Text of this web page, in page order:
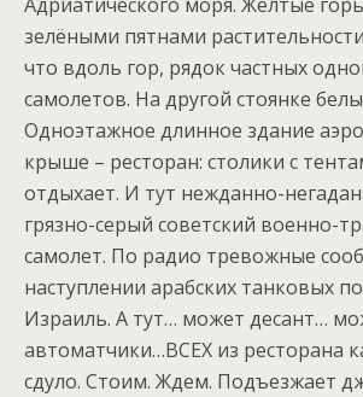
зелёными пятнами
что вдоль гор, рядок частных
самолетов. На другой стоянке
Одноэтажное длинное здание
крыше – ресторан: столики с
отдыхает. И тут нежданно-
грязно-серый советский военно-
самолет. По радио тревожные
наступлении арабских танковых
Израиль. А тут… может десант…
автоматчики…ВСЕХ из ресторана
сдуло. Стоим. Ждем. Подъезжает